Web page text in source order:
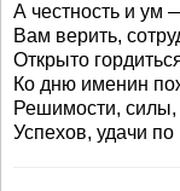
А честность и ум
Вам верить,
Открыто
Ко дню именин
Решимости, силы,
Успехов, удачи